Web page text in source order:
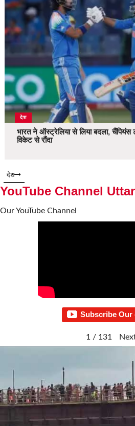
देश
भारत ने ऑस्ट्रेलिया से लिया बदला,
विकेट से रौंदा
देश
YouTube Channel
Our YouTube Channel
Subscribe Our
1 / 131